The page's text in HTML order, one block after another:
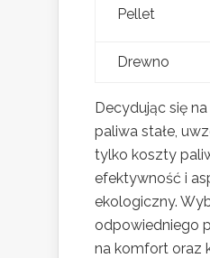
Pellet
Drewno
Decydując się
paliwa stałe,
tylko koszty
efektywność i
ekologiczny.
odpowiedniego
na komfort oraz